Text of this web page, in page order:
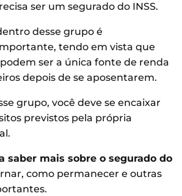
ser um segurado do INSS.
desse grupo é
tendo em vista que
ser a única fonte de renda
depois de se aposentarem.
grupo, você deve se encaixar
previstos pela própria
saber mais sobre o segurado do
como permanecer e outras